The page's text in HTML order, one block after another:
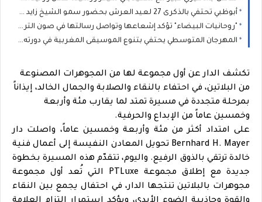
أبوظبي تحتفي بالذكرى 27 لعيد العرش بحضور سمو الشيخ زايد بن محمد بن زايد وسمو الشيخ نهيان بن مبارك
"روحانيات البيضاء" تؤكد إشعاعها وتواصل رسالتها في صون التراث الموسيقي المغربي
المهرجان المتوسطي يحتفي بتنوع الموسيقى المغربية في دورته الثانية عشرة
تكشف الدار عن أول مجموعة لها من المجوهرات المصنوعة
من البلاتين، في احتفاء بالنقاء والصلابة والجمال الخالد، إيذاناً
بمرحلة متجددة في مسيرة تمتد لما يقارب مئة وأربعة
وخمسين عاماً من الإبداع والحرفية.
على امتداد أكثر من مئة وأربعة وخمسين عاماً، واصلت دار
Bernhard H. Mayer تحويل المعادن النفيسة إلى أعمال فنية
خالدة ترتقي بالذوق الرفيع. واليوم، تتقدّم هذه المسيرة بخطوة
جديدة مع إطلاق مجموعة PTLuxe التي تُعد أول مجموعة
مجوهرات بالبلاتين تنتجها الدار، في احتفال يجمع بين النقاء